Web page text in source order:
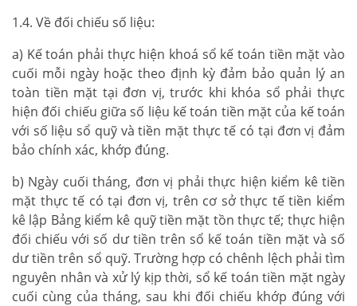
1.4. Về đối chiếu số liệu:
a) Kế toán phải thực hiện khoá sổ kế toán tiền mặt vào
cuối mỗi ngày hoặc theo định kỳ đảm bảo quản lý an
toàn tiền mặt tại đơn vị, trước khi khóa sổ phải thực
hiện đối chiếu giữa số liệu kế toán tiền mặt của kế toán
với số liệu sổ quỹ và tiền mặt thực tế có tại đơn vị đảm
bảo chính xác, khớp đúng.
b) Ngày cuối tháng, đơn vị phải thực hiện kiểm kê tiền
mặt thực tế có tại đơn vị, trên cơ sở thực tế tiền kiểm
kê lập Bảng kiểm kê quỹ tiền mặt tồn thực tế; thực hiện
đối chiếu với số dư tiền trên sổ kế toán tiền mặt và số
dư tiền trên sổ quỹ. Trường hợp có chênh lệch phải tìm
nguyên nhân và xử lý kịp thời, sổ kế toán tiền mặt ngày
cuối cùng của tháng, sau khi đối chiếu khớp đúng với